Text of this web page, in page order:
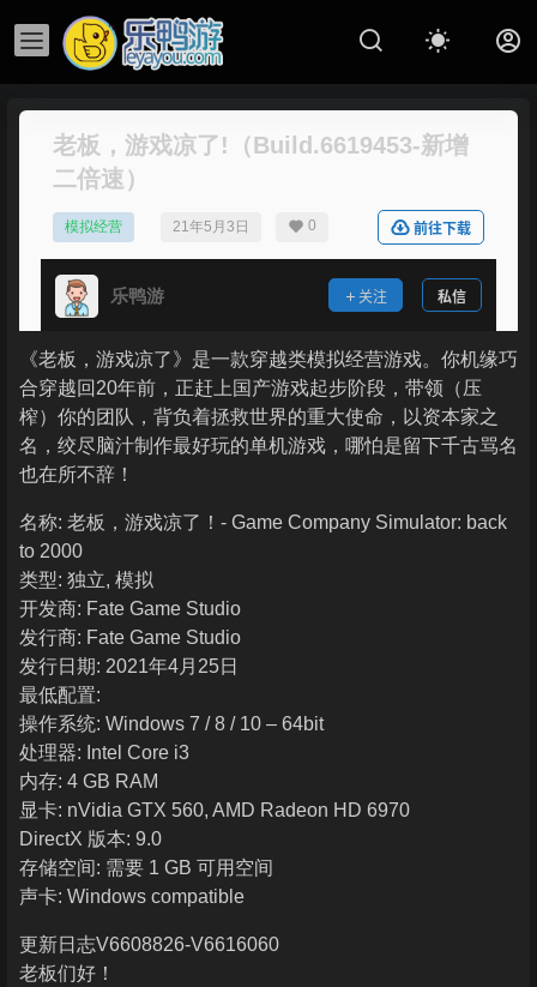
老板，游戏凉了!（Build.6619453-新增
二倍速）
模拟经营 21年5月3日 0 前往下载
乐鸭游 关注 私信
《老板，游戏凉了》是一款穿越类模拟经营游戏。你机缘巧
合穿越回20年前，正赶上国产游戏起步阶段，带领（压
榨）你的团队，背负着拯救世界的重大使命，以资本家之
名，绞尽脑汁制作最好玩的单机游戏，哪怕是留下千古骂名
也在所不辞！
名称: 老板，游戏凉了！- Game Company Simulator: back
to 2000
类型: 独立, 模拟
开发商: Fate Game Studio
发行商: Fate Game Studio
发行日期: 2021年4月25日
最低配置:
操作系统: Windows 7 / 8 / 10 – 64bit
处理器: Intel Core i3
内存: 4 GB RAM
显卡: nVidia GTX 560, AMD Radeon HD 6970
DirectX 版本: 9.0
存储空间: 需要 1 GB 可用空间
声卡: Windows compatible
更新日志V6608826-V6616060
老板们好！